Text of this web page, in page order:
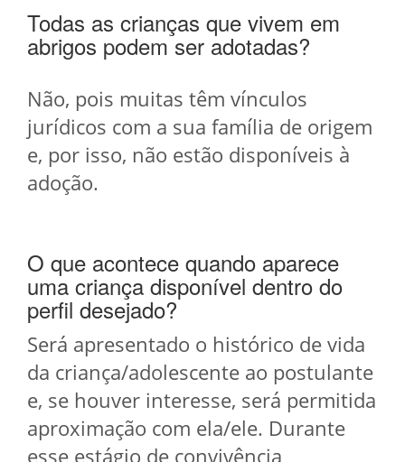
Todas as crianças que vivem em
abrigos podem ser adotadas?
Não, pois muitas têm vínculos
jurídicos com a sua família de origem
e, por isso, não estão disponíveis à
adoção.
O que acontece quando aparece
uma criança disponível dentro do
perfil desejado?
Será apresentado o histórico de vida
da criança/adolescente ao postulante
e, se houver interesse, será permitida
aproximação com ela/ele. Durante
esse estágio de convivência